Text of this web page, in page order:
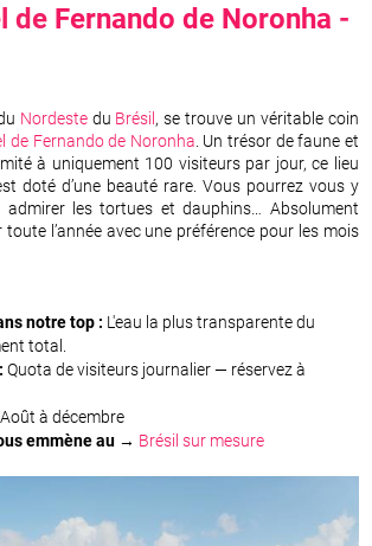
de Fernando de Noronha -
Nordestedu Brésil , se trouve un véritable coin
de Fernando de Noronha . Un trésor de faune et
à uniquement 100 visiteurs par jour, ce lieu
doté d’une beauté rare. Vous pourrez vous y
admirer les tortues et dauphins… Absolument
l’année avec une préférence pour les mois
notre top : L'eau la plus transparente du
total.
Quota de visiteurs journalier — réservez à
Août à décembre
emmène au → Brésil sur mesure